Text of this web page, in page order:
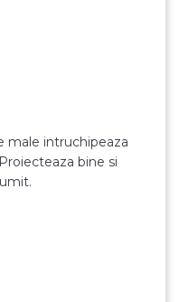
male intruchipeaza
bine si